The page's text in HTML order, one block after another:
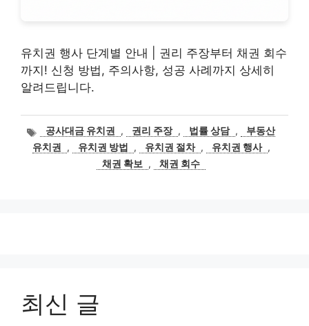
유치권 행사 단계별 안내 | 권리 주장부터 채권 회수
까지! 신청 방법, 주의사항, 성공 사례까지 상세히
알려드립니다.
태
그
공사대금 유치권 , 권리 주장 , 법률 상담 ,
부동산
유치권
, 유치권 방법 , 유치권 절차 , 유치권 행사 ,
채권 확보
, 채권 회수
최신 글